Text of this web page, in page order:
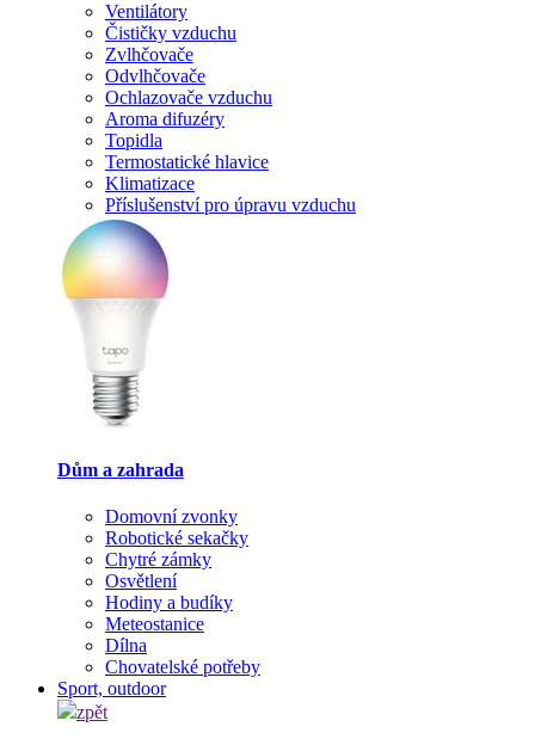
Ventilátory
Čističky vzduchu
Zvlhčovače
Odvlhčovače
Ochlazovače vzduchu
Aroma difuzéry
Topidla
Termostatické hlavice
Klimatizace
Příslušenství pro úpravu vzduchu
Dům a zahrada
Domovní zvonky
Robotické sekačky
Chytré zámky
Osvětlení
Hodiny a budíky
Meteostanice
Dílna
Chovatelské potřeby
Sport, outdoor
zpět